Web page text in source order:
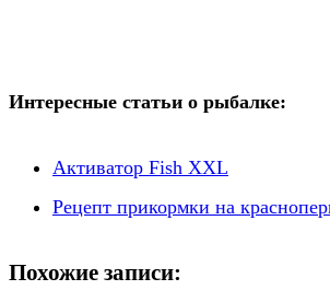
Интересные статьи о рыбалке:
Активатор Fish XXL
Рецепт прикормки на
Похожие записи: